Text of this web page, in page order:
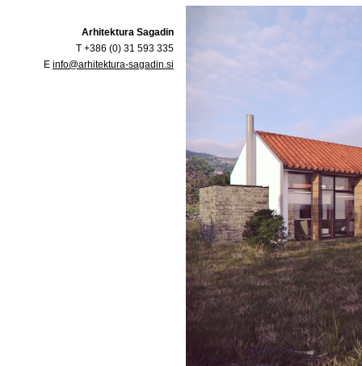
Arhitektura Sagadin
T +386 (0) 31 593 335
E info@arhitektura-sagadin.si